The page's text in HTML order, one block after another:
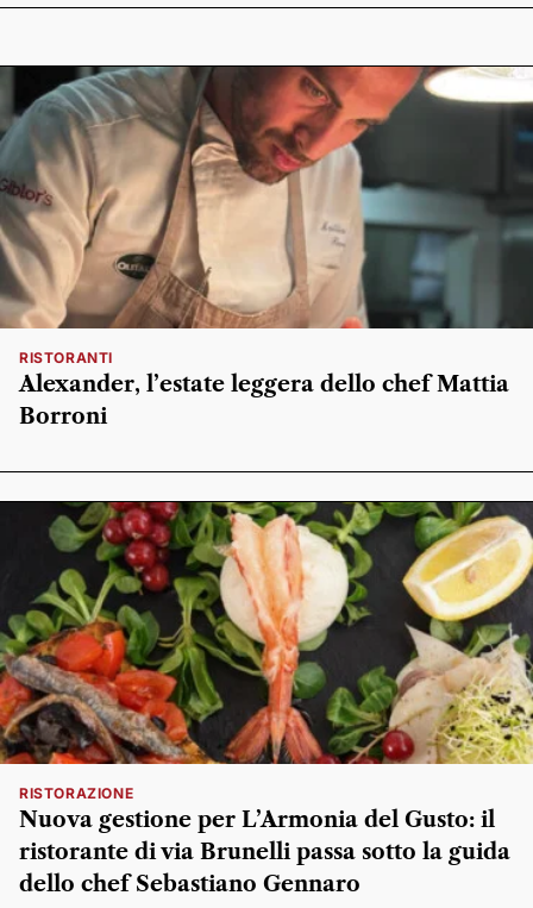
RISTORANTI
Alexander, l’estate leggera dello chef Mattia
Borroni
RISTORAZIONE
Nuova gestione per L’Armonia del Gusto: il
ristorante di via Brunelli passa sotto la guida
dello chef Sebastiano Gennaro